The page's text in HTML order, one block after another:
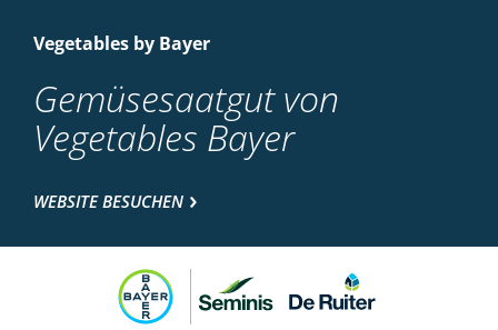
Vegetables by Bayer
Gemüsesaatgut von
Vegetables Bayer
WEBSITE BESUCHEN